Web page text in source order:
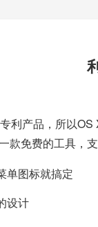
利产品，所以
款免费的工具，
单图标就搞定
设计